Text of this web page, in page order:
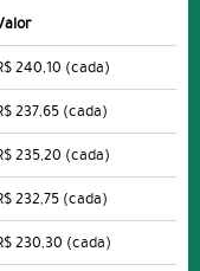
240,10 (cada)
237,65(cada)
235,20 (cada)
232,75(cada)
230,30 (cada)